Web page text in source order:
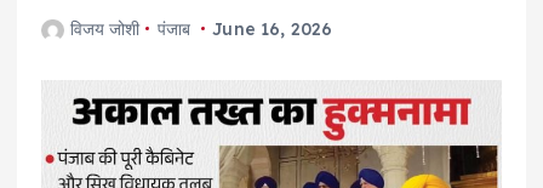
विजय जोशी पंजाब June 16, 2026